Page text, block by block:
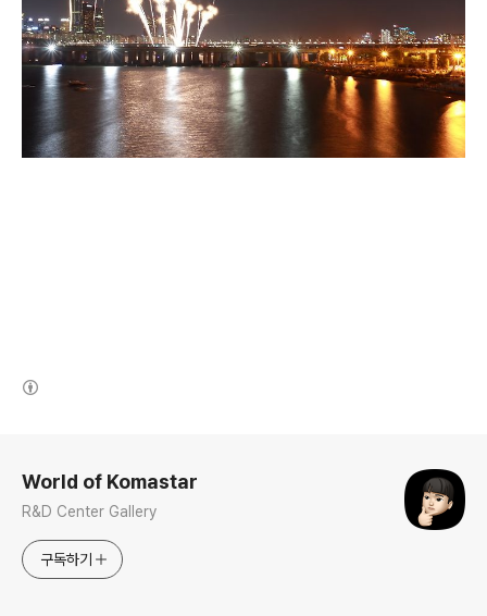
World of Komastar
R&D Center Gallery
구독하기